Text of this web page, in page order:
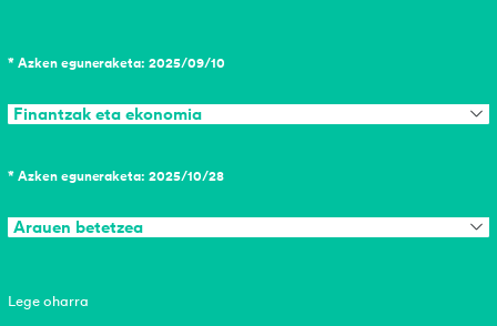
* Azken eguneraketa: 2025/09/10
Finantzak eta ekonomia
* Azken eguneraketa: 2025/10/28
Arauen betetzea
Lege oharra